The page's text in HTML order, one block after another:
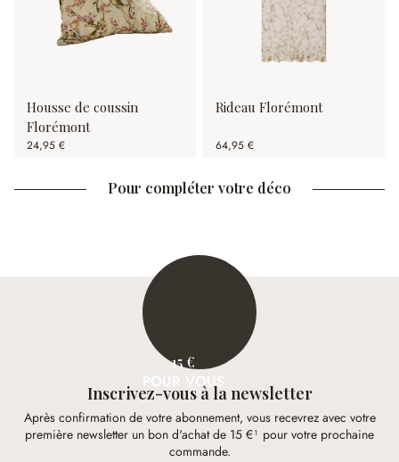
Housse de coussin
Florémont
24,95 €
Rideau Florémont
64,95 €
Pour compléter votre déco
15 €
POUR VOUS
Inscrivez-vous à la newsletter
Après confirmation de votre abonnement, vous recevrez avec votre
première newsletter un bon d'achat de 15 €¹ pour votre prochaine
commande.